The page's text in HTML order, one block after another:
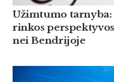
Užimtumo
rinkos
nei Bendrijoje